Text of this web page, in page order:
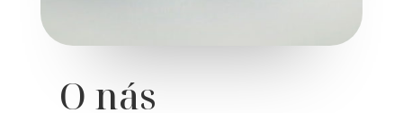
O nás